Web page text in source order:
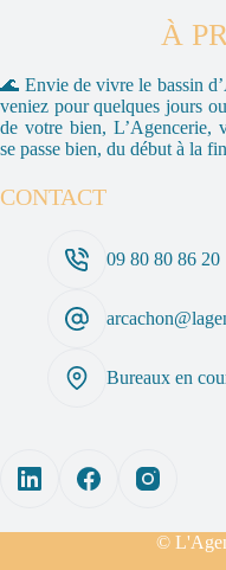
en
2026
À
🌊 Envie de vivre le bassin
veniez pour quelques jours
de votre bien, L’Agencerie,
se passe bien, du début à la
CONTACT
09 80 80 86 20
Bureaux en
©